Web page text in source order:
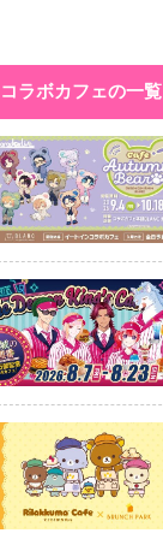
コラボカフェの一覧